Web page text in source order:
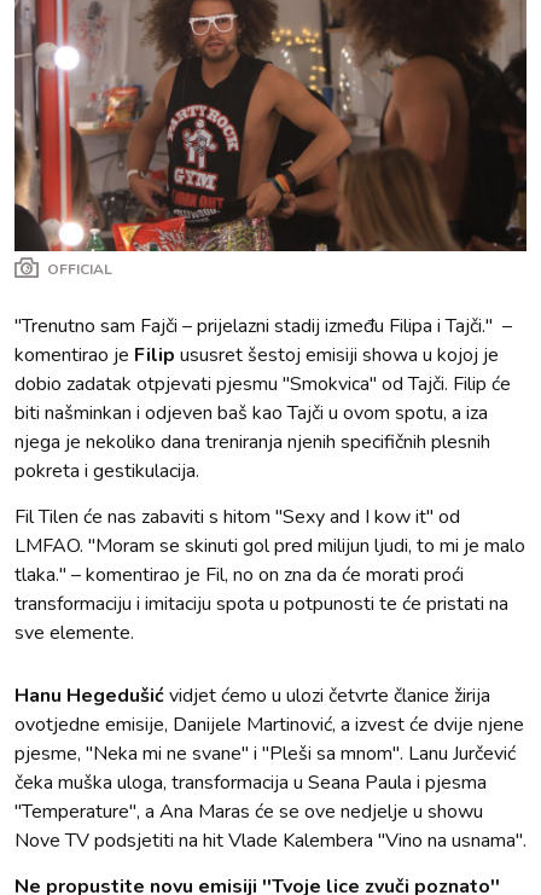
OFFICIAL
''Trenutno sam Fajči – prijelazni stadij između Filipa i Tajči.'' –
komentirao je Filip ususret šestoj emisiji showa u kojoj je
dobio zadatak otpjevati pjesmu ''Smokvica'' od Tajči. Filip će
biti našminkan i odjeven baš kao Tajči u ovom spotu, a iza
njega je nekoliko dana treniranja njenih specifičnih plesnih
pokreta i gestikulacija.
Fil Tilen će nas zabaviti s hitom ''Sexy and I kow it'' od
LMFAO. ''Moram se skinuti gol pred milijun ljudi, to mi je malo
tlaka.'' – komentirao je Fil, no on zna da će morati proći
transformaciju i imitaciju spota u potpunosti te će pristati na
sve elemente.
Hanu Hegedušićvidjet ćemo u ulozi četvrte članice žirija
ovotjedne emisije, Danijele Martinović, a izvest će dvije njene
pjesme, ''Neka mi ne svane'' i ''Pleši sa mnom''. Lanu Jurčević
čeka muška uloga, transformacija u Seana Paula i pjesma
''Temperature'', a Ana Maras će se ove nedjelje u showu
Nove TV podsjetiti na hit Vlade Kalembera ''Vino na usnama''.
Ne propustite novu emisiji ''Tvoje lice zvuči poznato''